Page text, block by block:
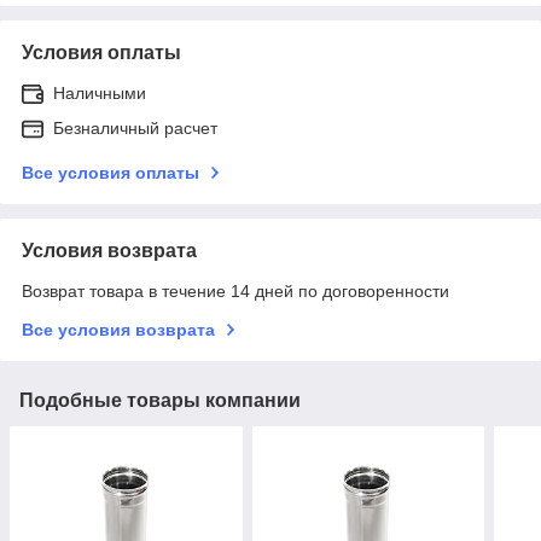
Условия оплаты
Наличными
Безналичный расчет
Все условия оплаты
Условия возврата
Возврат товара в течение 14 дней по договоренности
Все условия возврата
Подобные товары компании